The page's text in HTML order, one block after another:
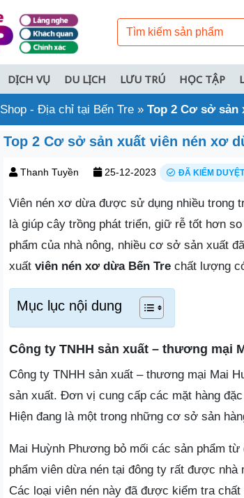
DỊCH VỤ DU LỊCH LƯU TRÚ HỌC TẬP
Shop - Địa chỉ tại Bến Tre » Top 2 Cơ sở sản
Top 2 Cơ sở sản xuất viên nén xơ
Thanh Tuyền 25-12-2023 ĐÃ KIỂM DUYỆT
Viên nén xơ dừa được sử dụng nhiều trong
là giúp cây trồng phát triển, giữ rễ tốt hơn
phẩm của nhà nông, nhiều cơ sở sản xuất
xuất viên nén xơ dừa Bến Tre chất lượng
Mục lục nội dung
Công ty TNHH sản xuất – thương mại
Công ty TNHH sản xuất – thương mại Mai
sản xuất. Đơn vị cung cấp các mặt hàng
Hiện đang là một trong những cơ sở sản
Mai Huỳnh Phương bỏ mối các sản phẩm
phẩm viên dừa nén tại đông ty rất được
Các loại viên nén này đã được kiểm tra